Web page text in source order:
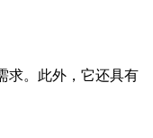
求。此外，它还具有